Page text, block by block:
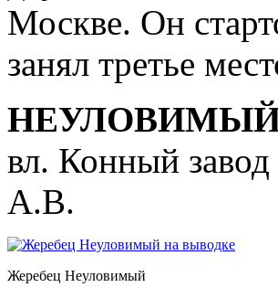
Москве. Он
занял третье
вл. Конный
А.В.
Жеребец Неуловимый